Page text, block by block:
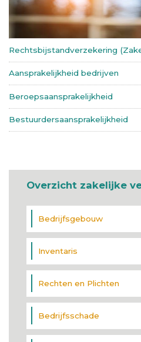
Rechtsbijstandverzekering
Aansprakelijkheid bedrijven
Beroepsaansprakelijkheid
Bestuurdersaansprakelijkheid
Overzicht zakelijke
Bedrijfsgebouw
Inventaris
Rechten en Plichten
Bedrijfsschade